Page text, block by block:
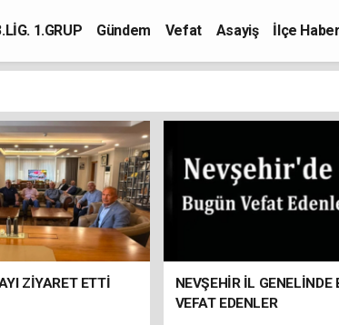
1.GRUP Gündem Vefat Asayiş İlçe
ZİYARET ETTİ
NEVŞEHİR İL GENELİNDE
VEFAT EDENLER